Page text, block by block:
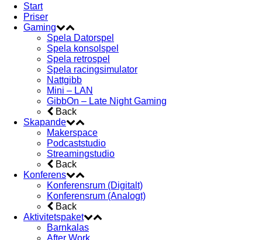
Start
Priser
Gaming
Spela Datorspel
Spela konsolspel
Spela retrospel
Spela racingsimulator
Nattgibb
Mini – LAN
GibbOn – Late Night Gaming
Back
Skapande
Makerspace
Podcaststudio
Streamingstudio
Back
Konferens
Konferensrum (Digitalt)
Konferensrum (Analogt)
Back
Aktivitetspaket
Barnkalas
After Work